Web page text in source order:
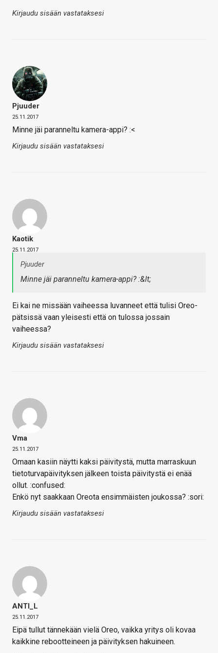
Kirjaudu sisään vastataksesi
Pjuuder
25.11.2017
Minne jäi paranneltu kamera-appi? :<
Kirjaudu sisään vastataksesi
Kaotik
25.11.2017
Pjuuder
Minne jäi paranneltu kamera-appi? :&lt;
Ei kai ne missään vaiheessa luvanneet että tulisi Oreo-
pätsissä vaan yleisesti että on tulossa jossain
vaiheessa?
Kirjaudu sisään vastataksesi
Vma
25.11.2017
Omaan kasiin näytti kaksi päivitystä, mutta marraskuun
tietoturvapäivityksen jälkeen toista päivitystä ei enää
ollut. :confused:
Enkö nyt saakkaan Oreota ensimmäisten joukossa? :sori:
Kirjaudu sisään vastataksesi
ANTI_L
25.11.2017
Eipä tullut tännekään vielä Oreo, vaikka yritys oli kovaa
kaikkine rebootteineen ja päivityksen hakuineen.